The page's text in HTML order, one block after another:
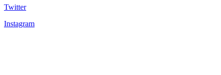
Twitter
Instagram